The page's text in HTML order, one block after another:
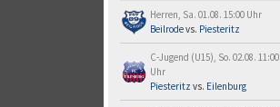
Herren, Sa. 01.08. 15:00 Uhr
Beilrodevs. Piesteritz
C-Jugend (U15), So. 02.08. 11:00
Uhr
Piesteritz vs. Eilenburg